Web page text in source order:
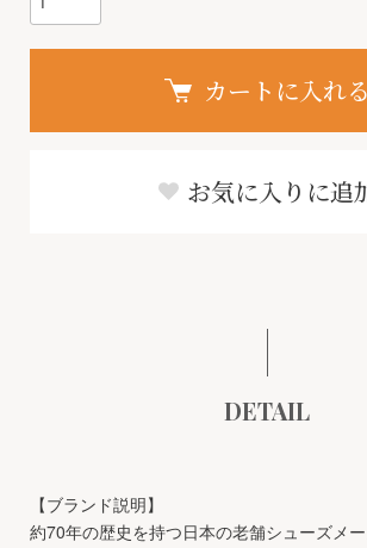
カートに入れる
お気に入りに追
DETAIL
【ブランド説明】
約70年の歴史を持つ日本の老舗シューズメ